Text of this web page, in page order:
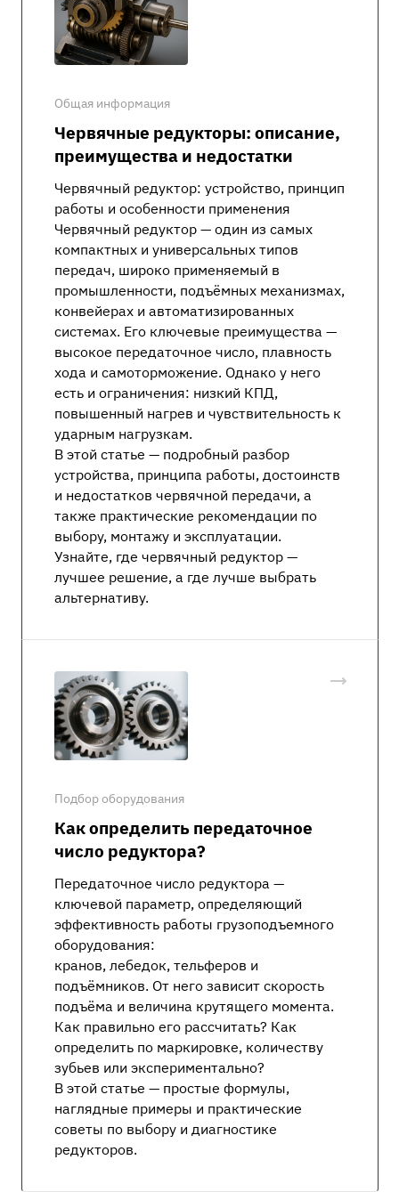
Общая информация
Червячные редукторы: описание,
преимущества и недостатки
Червячный редуктор: устройство, принцип
работы и особенности применения
Червячный редуктор — один из самых
компактных и универсальных типов
передач, широко применяемый в
промышленности, подъёмных механизмах,
конвейерах и автоматизированных
системах. Его ключевые преимущества —
высокое передаточное число, плавность
хода и самоторможение. Однако у него
есть и ограничения: низкий КПД,
повышенный нагрев и чувствительность к
ударным нагрузкам.
В этой статье — подробный разбор
устройства, принципа работы, достоинств
и недостатков червячной передачи, а
также практические рекомендации по
выбору, монтажу и эксплуатации.
Узнайте, где червячный редуктор —
лучшее решение, а где лучше выбрать
альтернативу.
Подбор оборудования
Как определить передаточное
число редуктора?
Передаточное число редуктора —
ключевой параметр, определяющий
эффективность работы грузоподъемного
оборудования:
кранов, лебедок, тельферов и
подъёмников. От него зависит скорость
подъёма и величина крутящего момента.
Как правильно его рассчитать? Как
определить по маркировке, количеству
зубьев или экспериментально?
В этой статье — простые формулы,
наглядные примеры и практические
советы по выбору и диагностике
редукторов.